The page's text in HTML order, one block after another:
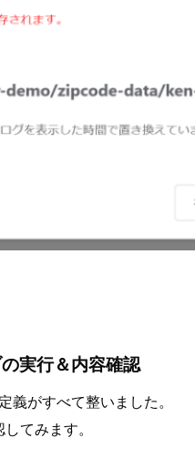
実行＆内容確認
義がすべて整いました。
てみます。